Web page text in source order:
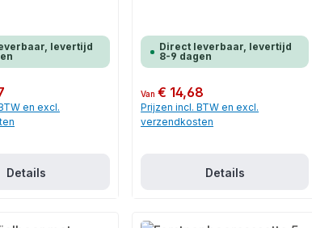
levertijd
en excl.
Details
Direct leverbaar, levertijd
8-9 dagen
Normale prijs:
Van€ 14,68
Prijzen incl. BTW en excl.
verzendkosten
Details